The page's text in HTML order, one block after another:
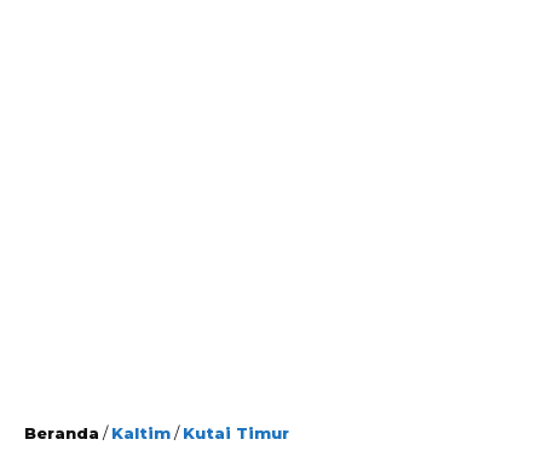
Beranda /Kaltim/Kutai Timur